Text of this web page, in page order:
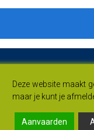
Deze website maakt
maar je kunt je
Aanvaarden